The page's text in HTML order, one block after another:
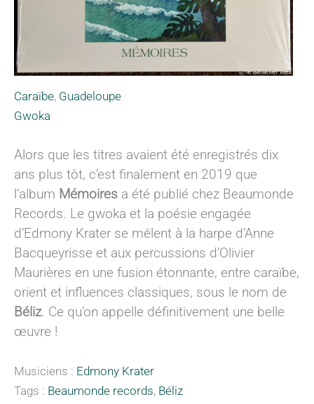
Caraïbe, Guadeloupe
Gwoka
Alors que les titres avaient été enregistrés dix
ans plus tôt, c’est finalement en 2019 que
l’album Mémoires a été publié chez Beaumonde
Records. Le gwoka et la poésie engagée
d’Edmony Krater se mêlent à la harpe d’Anne
Bacqueyrisse et aux percussions d’Olivier
Maurières en une fusion étonnante, entre caraïbe,
orient et influences classiques, sous le nom de
Béliz. Ce qu’on appelle définitivement une belle
œuvre !
Musiciens : Edmony Krater
Tags : Beaumonde records, Béliz